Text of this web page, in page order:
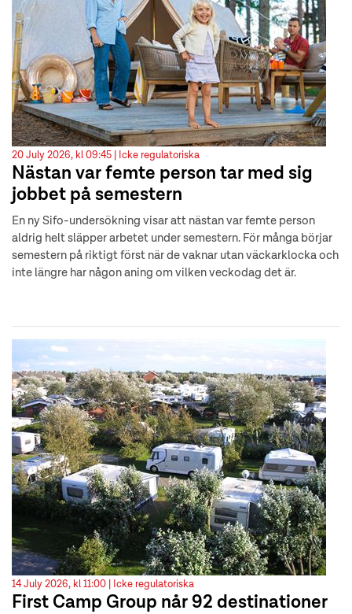
20 July 2026, kl 09:45 | Icke regulatoriska
Nästan var femte person tar med sig
jobbet på semestern
En ny Sifo-undersökning visar att nästan var femte person
aldrig helt släpper arbetet under semestern. För många börjar
semestern på riktigt först när de vaknar utan väckarklocka och
inte längre har någon aning om vilken veckodag det är.
14 July 2026, kl 11:00 | Icke regulatoriska
First Camp Group når 92 destinationer